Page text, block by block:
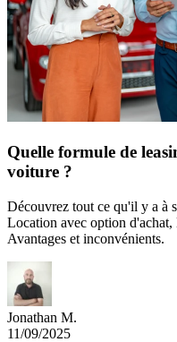
Quelle formule de
voiture ?
Découvrez tout ce qu'il y a à
Location avec option
Avantages et inconvénients.
Jonathan M.
11/09/2025